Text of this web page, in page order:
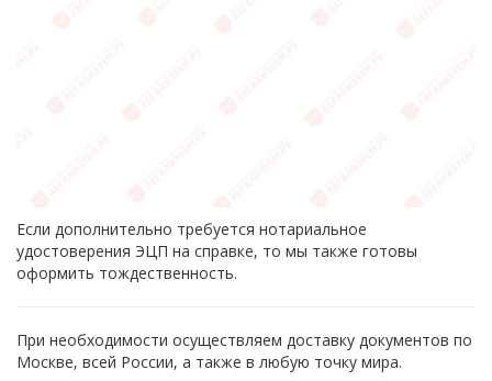
Если дополнительно требуется нотариальное
удостоверения ЭЦП на справке, то мы также готовы
оформить тождественность.
При необходимости осуществляем доставку документов по
Москве, всей России, а также в любую точку мира.